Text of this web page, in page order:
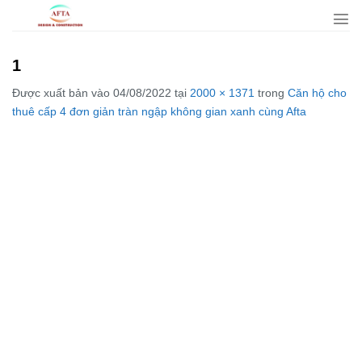
dung1
Được xuất bản vào 04/08/2022 tại 2000 × 1371 trong Căn hộ cho
thuê cấp 4 đơn giản tràn ngập không gian xanh cùng Afta